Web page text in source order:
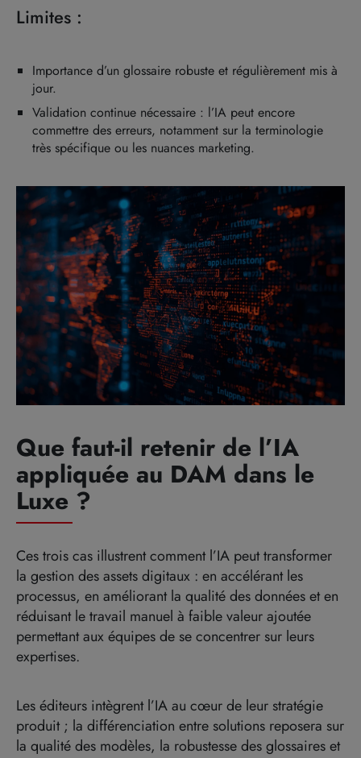
Limites :
Importance d’un glossaire robuste et régulièrement mis à
jour.
Validation continue nécessaire : l’IA peut encore
commettre des erreurs, notamment sur la terminologie
très spécifique ou les nuances marketing.
Que faut-il retenir de l’IA
appliquée au DAM dans le
Luxe ?
Ces trois cas illustrent comment l’IA peut transformer
la gestion des assets digitaux : en accélérant les
processus, en améliorant la qualité des données et en
réduisant le travail manuel à faible valeur ajoutée
permettant aux équipes de se concentrer sur leurs
expertises.
Les éditeurs intègrent l’IA au cœur de leur stratégie
produit ; la différenciation entre solutions reposera sur
la qualité des modèles, la robustesse des glossaires et